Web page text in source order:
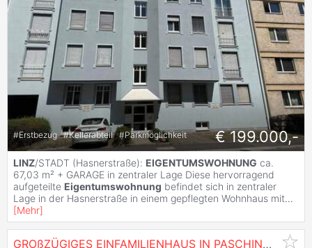
#Erstbezug #Kellerabteil #Parkmöglichkeit € 199.000,-
LINZ/STADT (Hasnerstraße): EIGENTUMSWOHNUNG ca.
67,03 m² + GARAGE in zentraler Lage Diese hervorragend
aufgeteilte Eigentumswohnung befindet sich in zentraler
Lage in der Hasnerstraße in einem gepflegten Wohnhaus mit...
[Mehr]
GROßZÜGIGES EINFAMILIENHAUS IN PASCHING: VIEL PLATZ, POOL & KRISENSICHERE ENERGIETECHNIK IM ZENTRALRAUM